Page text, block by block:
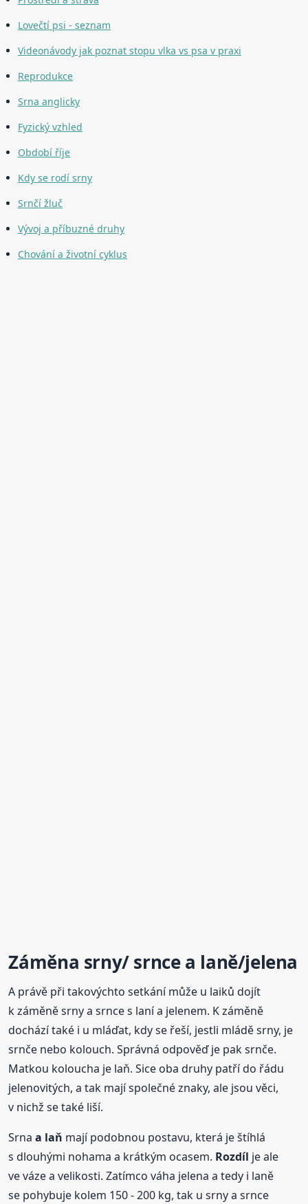
Lovečtí psi - seznam
Videonávody jak poznat stopu vlka vs psa v praxi
Reprodukce
Srna anglicky
Fyzický vzhled
Období říje
Kdy se rodí srny
Srnčí žluč
Vývoj a příbuzné druhy
Chování a životní cyklus
Záměna srny/ srnce a laně/jelena
A právě při takovýchto setkání může u laiků dojít
k záměně srny a srnce s laní a jelenem. K záměně
dochází také i u mláďat, kdy se řeší, jestli mládě srny, je
srnče nebo kolouch. Správná odpověď je pak srnče.
Matkou koloucha je laň. Sice oba druhy patří do řádu
jelenovitých, a tak mají společné znaky, ale jsou věci,
v nichž se také liší.
Srnaa laň mají podobnou postavu, která je štíhlá
s dlouhými nohama a krátkým ocasem. Rozdíl je ale
ve váze a velikosti. Zatímco váha jelena a tedy i laně
se pohybuje kolem 150 - 200 kg, tak u srny a srnce